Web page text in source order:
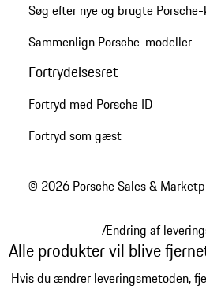
Søg efter nye og brugte
Sammenlign Porsche-modeller
Fortrydelsesret
Fortryd med Porsche ID
Fortryd som gæst
© 2026 Porsche Sales &
Ændring af
Alle produkter vil blive
Hvis du ændrer leveringsmetoden,